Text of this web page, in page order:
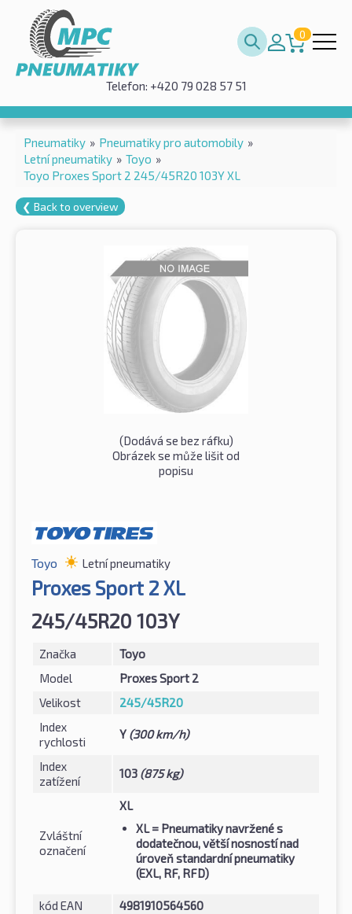
0
Telefon: +420 79 028 57 51
Pneumatiky » Pneumatiky pro automobily »
Letní pneumatiky » Toyo »
Toyo Proxes Sport 2 245/45R20 103Y XL
❮ Back to overview
(Dodává se bez ráfku)
Obrázek se může lišit od
popisu
Toyo Letní pneumatiky
Proxes Sport 2 XL
245/45R20 103Y
Značka
Toyo
Model
Proxes Sport 2
Velikost
245/45R20
Index
rychlosti
Y (300 km/h)
Index
zatížení
103 (875 kg)
Zvláštní
označení
XL
XL= Pneumatiky navržené s
dodatečnou, větší nosností nad
úroveň standardní pneumatiky
(EXL, RF, RFD)
kód EAN 4981910564560